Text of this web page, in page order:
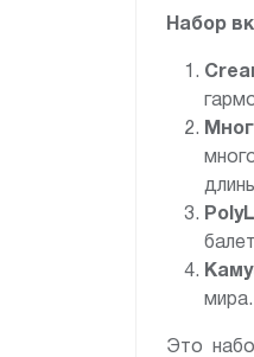
Набор
Это